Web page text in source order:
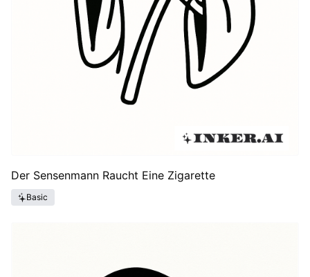
Der Sensenmann Raucht Eine Zigarette
Basic